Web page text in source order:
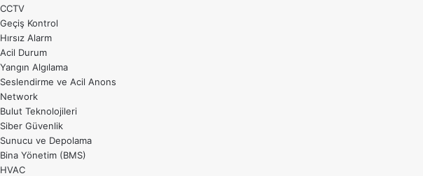
CCTV
Geçiş Kontrol
Hırsız Alarm
Acil Durum
Yangın Algılama
Seslendirme ve Acil Anons
Network
Bulut Teknolojileri
Siber Güvenlik
Sunucu ve Depolama
Bina Yönetim (BMS)
HVAC